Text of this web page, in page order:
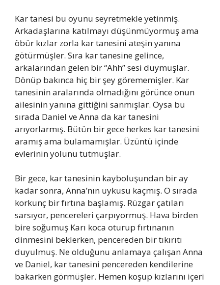
Kar tanesi bu oyunu seyretmekle yetinmiş.
Arkadaşlarına katılmayı düşünmüyormuş ama
öbür kızlar zorla kar tanesini ateşin yanına
götürmüşler. Sıra kar tanesine gelince,
arkalarından gelen bir “Ahh” sesi duymuşlar.
Dönüp bakınca hiç bir şey görememişler. Kar
tanesinin aralarında olmadığını görünce onun
ailesinin yanına gittiğini sanmışlar. Oysa bu
sırada Daniel ve Anna da kar tanesini
arıyorlarmış. Bütün bir gece herkes kar tanesini
aramış ama bulamamışlar. Üzüntü içinde
evlerinin yolunu tutmuşlar.
Bir gece, kar tanesinin kayboluşundan bir ay
kadar sonra, Anna’nın uykusu kaçmış. O sırada
korkunç bir fırtına başlamış. Rüzgar çatıları
sarsıyor, pencereleri çarpıyormuş. Hava birden
bire soğumuş Karı koca oturup fırtınanın
dinmesini beklerken, pencereden bir tıkırıtı
duyulmuş. Ne olduğunu anlamaya çalışan Anna
ve Daniel, kar tanesini pencereden kendilerine
bakarken görmüşler. Hemen koşup kızlarını içeri